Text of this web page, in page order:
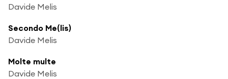
Davide Melis
Secondo Me(lis)
Davide Melis
Molte multe
Davide Melis